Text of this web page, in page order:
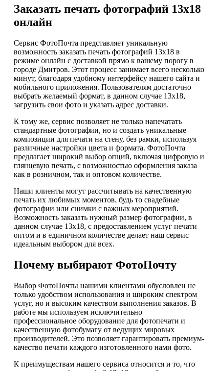
Заказать печать фотографий 13х18
онлайн
Сервис ФотоПочта представляет уникальную
возможность заказать печать фотографий 13х18 в
режиме онлайн с доставкой прямо к вашему порогу в
городе Дмитров. Этот процесс занимает всего несколько
минут, благодаря удобному интерфейсу нашего сайта и
мобильного приложения. Пользователям достаточно
выбрать желаемый формат, в данном случае 13х18,
загрузить свои фото и указать адрес доставки.
К тому же, сервис позволяет не только напечатать
стандартные фотографии, но и создать уникальные
композиции для печати на стену, без рамки, используя
различные настройки цвета и формата. ФотоПочта
предлагает широкий выбор опций, включая цифровую и
глянцевую печать, с возможностью оформления заказа
как в розничном, так и оптовом количестве.
Наши клиенты могут рассчитывать на качественную
печать их любимых моментов, будь то свадебные
фотографии или снимки с важных мероприятий.
Возможность заказать нужный размер фотографии, в
данном случае 13х18, с предоставлением услуг печати
оптом и в единичном количестве делает наш сервис
идеальным выбором для всех.
Почему выбирают ФотоПочту
Выбор ФотоПочты нашими клиентами обусловлен не
только удобством использования и широким спектром
услуг, но и высоким качеством выполнения заказов. В
работе мы используем исключительно
профессиональное оборудование для фотопечати и
качественную фотобумагу от ведущих мировых
производителей. Это позволяет гарантировать премиум-
качество печати каждого изготовленного нами фото.
К преимуществам нашего сервиса относится и то, что